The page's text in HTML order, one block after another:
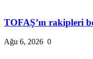
TOFAŞ’ın rakipleri
Ağu 6, 2026 0